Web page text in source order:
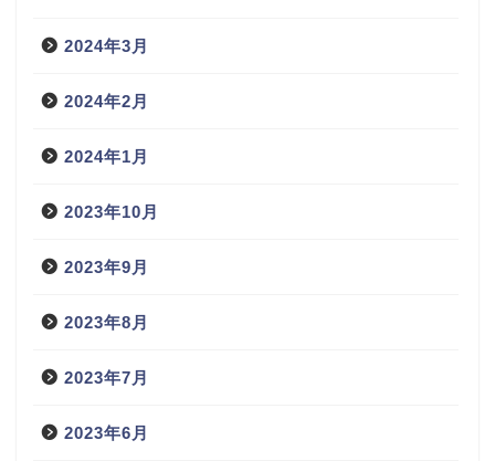
2024年3月
2024年2月
2024年1月
2023年10月
2023年9月
2023年8月
2023年7月
2023年6月